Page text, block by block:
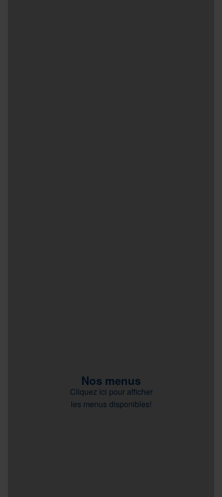
Nos menus
Cliquez ici pour afficher
les menus disponibles!